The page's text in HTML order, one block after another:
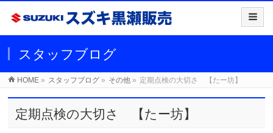
スタッフブログ
HOME » スタッフブログ » その他 » 定期点検の大切さ 【たー坊】
定期点検の大切さ 【たー坊】